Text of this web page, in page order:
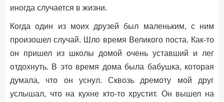
иногда случается в жизни.
Когда один из моих друзей был маленьким, с ним
произошел случай. Шло время Великого поста. Как-то
он пришел из школы домой очень уставший и лег
отдохнуть. В это время дома была бабушка, которая
думала, что он уснул. Сквозь дремоту мой друг
услышал, что на кухне кто-то хрустит. Он вышел на